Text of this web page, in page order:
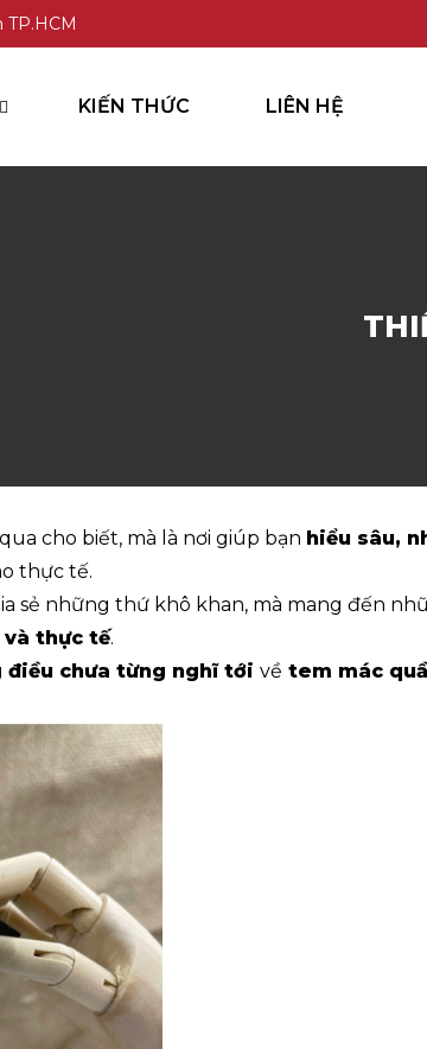
TP.HCM
KIẾN THỨC LIÊN HỆ
cho biết, mà là nơi giúp bạn hiểu sâu,
thực tế.
sẻ những thứ khô khan, mà mang đến
và thực tế.
điều chưa từng nghĩ tới về tem mác